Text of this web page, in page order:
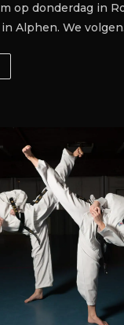
op donderdag in
Alphen. We